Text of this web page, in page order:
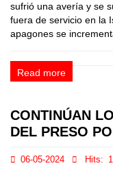
sufrió una avería y se
fuera de servicio en la
apagones se
Read more
CONTINÚAN
DEL PRESO
06-05-2024 Hits: